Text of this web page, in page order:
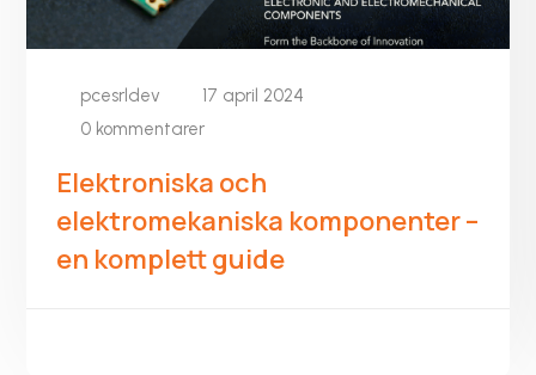
pcesrldev
17 april 2024
0 kommentarer
Elektroniska och
elektromekaniska komponenter –
en komplett guide